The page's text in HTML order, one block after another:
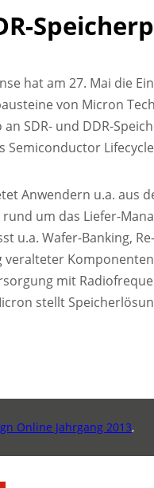
hat am 27. Mai die
von Micron
SDR- und DDR-
Semiconductor
Anwendern u.a. aus
um das Liefer-
u.a. Wafer-Banking,
veralteter
mit
stellt
Online Jahrgang 2013,